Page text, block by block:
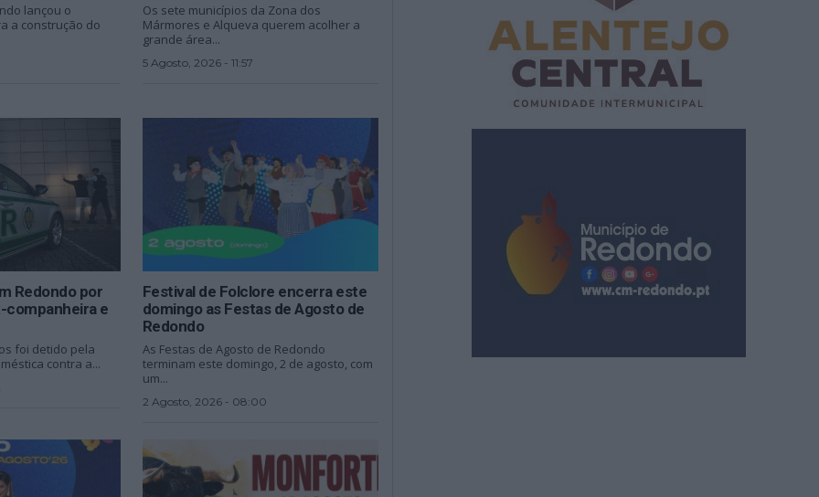
lançou o
a construção do
Os sete municípios da Zona dos
Mármores e Alqueva querem acolher a
grande área...
5 Agosto, 2026 - 11:57
Redondo por
companheira e
foi detido pela
contra a...
Festival de Folclore encerra este
domingo as Festas de Agosto de
Redondo
As Festas de Agosto de Redondo
terminam este domingo, 2 de agosto, com
um...
2 Agosto, 2026 - 08:00